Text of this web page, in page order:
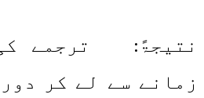
نتیجۃً: ترجمے
زمانے سے لے کر